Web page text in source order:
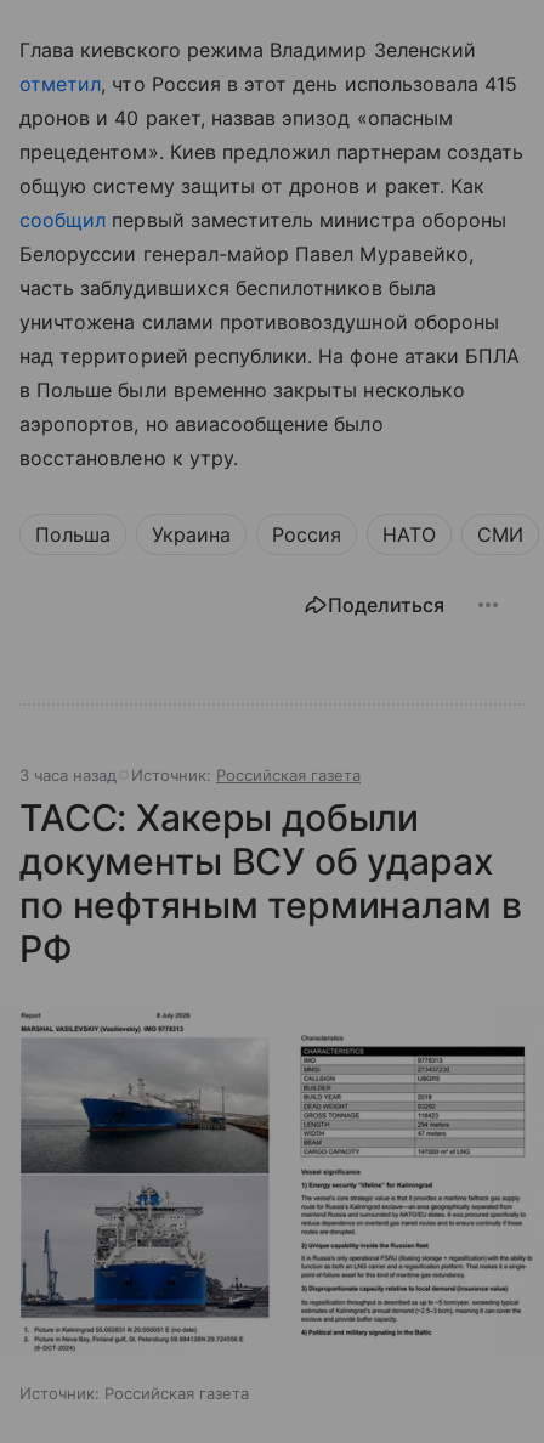
Глава киевского режима Владимир Зеленский
отметил, что Россия в этот день использовала 415
дронов и 40 ракет, назвав эпизод «опасным
прецедентом». Киев предложил партнерам создать
общую систему защиты от дронов и ракет. Как
сообщил первый заместитель министра обороны
Белоруссии генерал-майор Павел Муравейко,
часть заблудившихся беспилотников была
уничтожена силами противовоздушной обороны
над территорией республики. На фоне атаки БПЛА
в Польше были временно закрыты несколько
аэропортов, но авиасообщение было
восстановлено к утру.
Польша Украина Россия НАТО СМИ
Поделиться
3 часа назад Источник: Российская газета
ТАСС: Хакеры добыли
документы ВСУ об ударах
по нефтяным терминалам в
РФ
Источник: Российская газета